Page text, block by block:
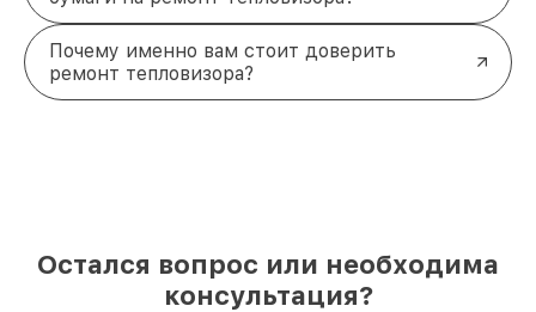
Почему именно вам стоит доверить
ремонт тепловизора?
Остался вопрос или необходима
консультация?